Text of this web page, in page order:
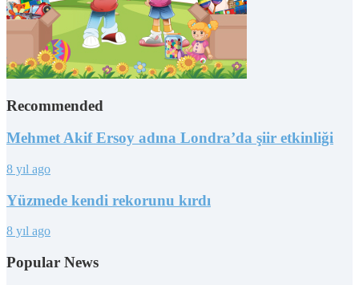
Recommended
Mehmet Akif Ersoy adına Londra’da şiir etkinliği
8 yıl ago
Yüzmede kendi rekorunu kırdı
8 yıl ago
Popular News